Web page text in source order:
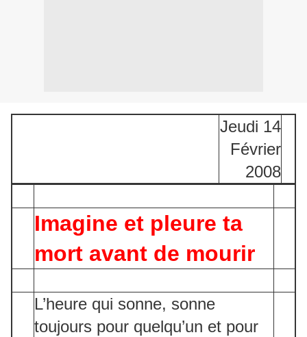
Jeudi 14
Février
2008
Imagine et pleure ta
mort avant de mourir
L’heure qui sonne, sonne
toujours pour quelqu’un et pour